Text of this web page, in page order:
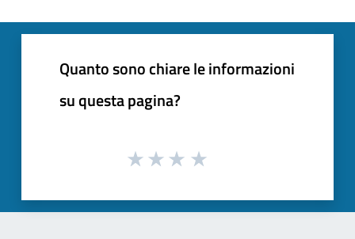
Quanto sono chiare le informazioni
su questa pagina?